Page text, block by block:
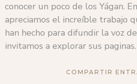
conocer un poco de los Yágan.
apreciamos el increíble trabajo
han hecho para difundir la voz
invitamos a explorar sus paginas.
COMPARTIR